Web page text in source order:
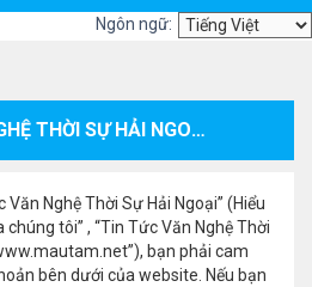
Ngôn ngữ:
HẢI NGOẠI - ĐĂNG KÝ THÀNH VIÊN
Nghệ Thời Sự Hải Ngoại” (Hiểu
chúng tôi” , “Tin Tức Văn Nghệ Thời
bạn phải cam
bên dưới của website. Nếu bạn